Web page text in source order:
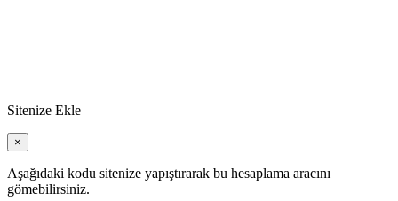
Sitenize Ekle
×
Aşağıdaki kodu sitenize yapıştırarak bu hesaplama aracını
gömebilirsiniz.